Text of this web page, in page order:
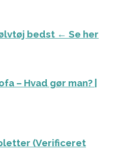
bedst ← Se her
– Hvad gør man? |
(Verificeret